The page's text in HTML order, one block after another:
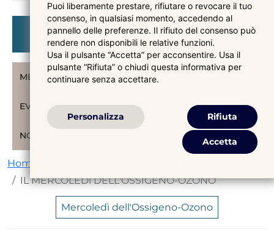
Home
IL MERCOLEDì DELL'OSSIGENO-OZONO
Mercoledì dell'Ossigeno-Ozono
CATEGORIE
MERCOLEDÌ O.O.
EVENTI 23 news
NOVITÀ
Puoi liberamente prestare, rifiutare o revocare il tuo
consenso, in qualsiasi momento, accedendo al
pannello delle preferenze. Il rifiuto del consenso può
rendere non disponibili le relative funzioni.
Usa il pulsante “Accetta” per acconsentire. Usa il
pulsante “Rifiuta” o chiudi questa informativa per
continuare senza accettare.
Personalizza Rifiuta
Accetta